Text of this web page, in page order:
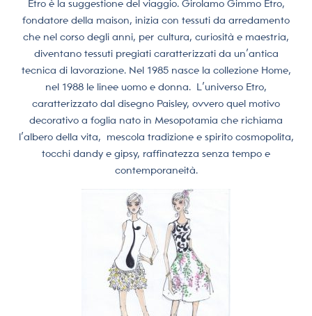
Etro è la suggestione del viaggio. Girolamo Gimmo Etro,
fondatore della maison, inizia con tessuti da arredamento
che nel corso degli anni, per cultura, curiosità e maestria,
diventano tessuti pregiati caratterizzati da un’antica
tecnica di lavorazione. Nel 1985 nasce la collezione Home,
nel 1988 le linee uomo e donna. L’universo Etro,
caratterizzato dal disegno Paisley, ovvero quel motivo
decorativo a foglia nato in Mesopotamia che richiama
l’albero della vita,
mescola tradizione e spirito cosmopolita,
tocchi dandy e gipsy, raffinatezza senza tempo e
contemporaneità.